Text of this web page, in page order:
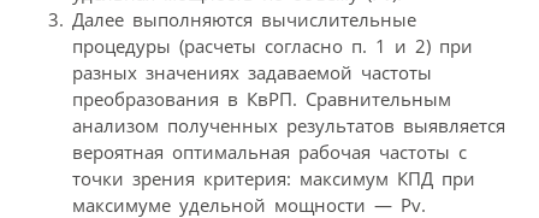
Далее выполняются вычислительные
процедуры (расчеты согласно п. 1 и 2) при
разных значениях задаваемой частоты
преобразования в КвРП. Сравнительным
анализом полученных результатов выявляется
вероятная оптимальная рабочая частоты с
точки зрения критерия: максимум КПД при
максимуме удельной мощности — Pv.